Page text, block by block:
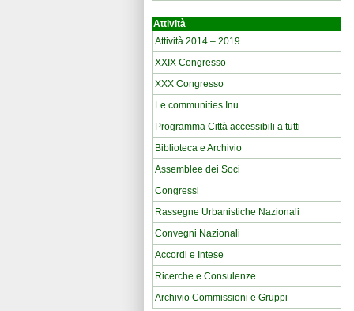
Attività
Attività 2014 – 2019
XXIX Congresso
XXX Congresso
Le communities Inu
Programma Città accessibili a tutti
Biblioteca e Archivio
Assemblee dei Soci
Congressi
Rassegne Urbanistiche Nazionali
Convegni Nazionali
Accordi e Intese
Ricerche e Consulenze
Archivio Commissioni e Gruppi